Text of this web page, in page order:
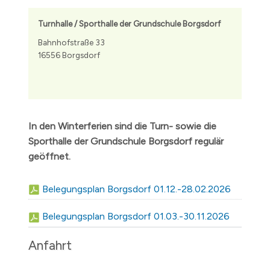
Turnhalle / Sporthalle der Grundschule Borgsdorf
Bahnhofstraße 33
16556 Borgsdorf
In den Winterferien sind die Turn- sowie die
Sporthalle der Grundschule Borgsdorf regulär
geöffnet.
Belegungsplan Borgsdorf 01.12.-28.02.2026
Belegungsplan Borgsdorf 01.03.-30.11.2026
Anfahrt